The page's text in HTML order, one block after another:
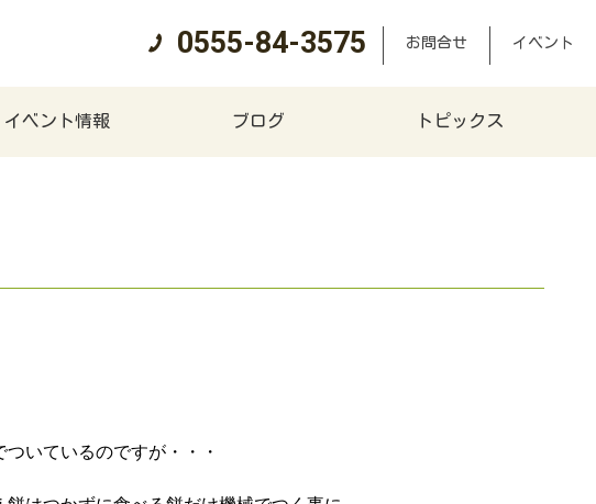
0555-84-3575 お問合せ イベント
イベント情報 ブログ トピックス
いているのですが・・・